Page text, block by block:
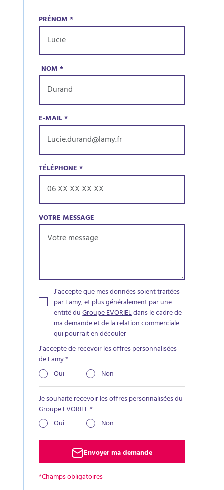
PRÉNOM*
NOM*
E-MAIL*
TÉLÉPHONE*
VOTRE MESSAGE
J’accepte que mes données soient traitées
par Lamy, et plus généralement par une
entité duGroupe EVORIELdans le cadre de
ma demande et de la relation commerciale
qui pourrait en découler
J’accepte de recevoir les offres personnalisées
de Lamy*
Oui
Non
Je souhaite recevoir les offres personnalisées du
Groupe EVORIEL*
Oui
Non
Envoyer ma demande
*Champs obligatoires